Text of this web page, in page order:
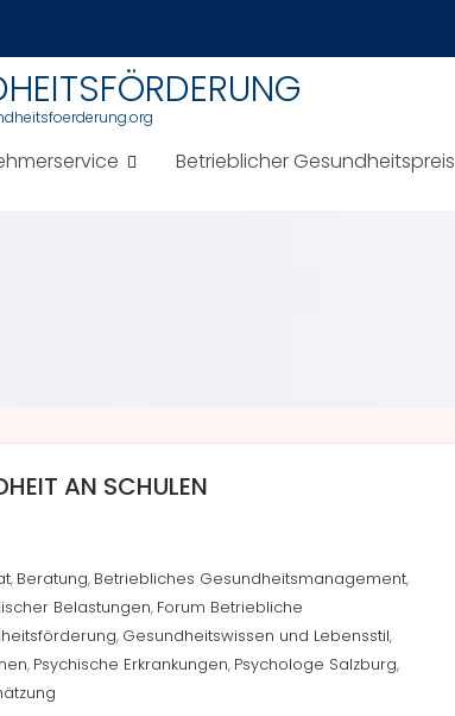
Betrieblicher Gesundheitspreis
AN SCHULEN
, Beratung, Betriebliches Gesundheitsmanagement,
Belastungen, Forum Betriebliche
, Gesundheitswissen und Lebensstil,
, Psychische Erkrankungen, Psychologe Salzburg,